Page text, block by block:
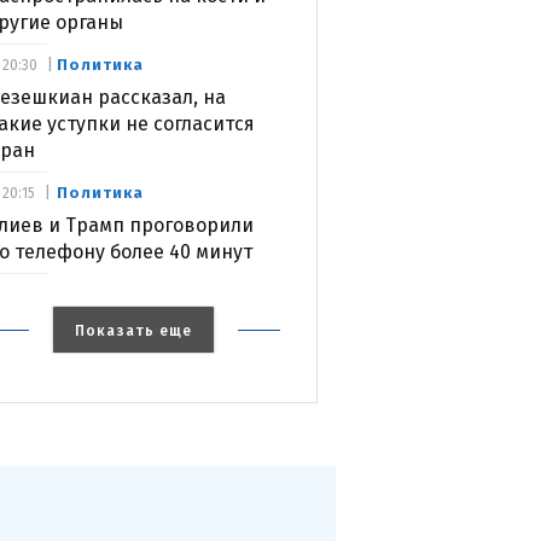
органы
Политика
рассказал, на
уступки не согласится
20:30
Политика
и Трамп проговорили
телефону более 40 минут
20:15
Показать еще